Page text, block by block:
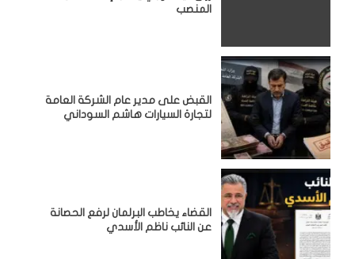
المنصب
القبض على مدير عام الشركة العامة
لتجارة السيارات هاشم السوداني
القضاء يخاطب البرلمان لرفع الحصانة
عن النائب ناظم الأسدي